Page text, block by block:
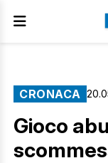
CRONACA
Gioco